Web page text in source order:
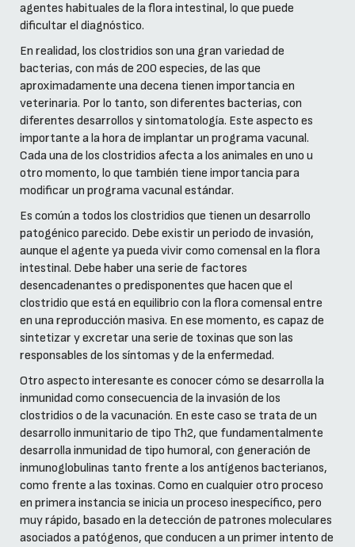
agentes habituales de la flora intestinal, lo que puede
dificultar el diagnóstico.
En realidad, los clostridios son una gran variedad de
bacterias, con más de 200 especies, de las que
aproximadamente una decena tienen importancia en
veterinaria. Por lo tanto, son diferentes bacterias, con
diferentes desarrollos y sintomatología. Este aspecto es
importante a la hora de implantar un programa vacunal.
Cada una de los clostridios afecta a los animales en uno u
otro momento, lo que también tiene importancia para
modificar un programa vacunal estándar.
Es común a todos los clostridios que tienen un desarrollo
patogénico parecido. Debe existir un periodo de invasión,
aunque el agente ya pueda vivir como comensal en la flora
intestinal. Debe haber una serie de factores
desencadenantes o predisponentes que hacen que el
clostridio que está en equilibrio con la flora comensal entre
en una reproducción masiva. En ese momento, es capaz de
sintetizar y excretar una serie de toxinas que son las
responsables de los síntomas y de la enfermedad.
Otro aspecto interesante es conocer cómo se desarrolla la
inmunidad como consecuencia de la invasión de los
clostridios o de la vacunación. En este caso se trata de un
desarrollo inmunitario de tipo Th2, que fundamentalmente
desarrolla inmunidad de tipo humoral, con generación de
inmunoglobulinas tanto frente a los antígenos bacterianos,
como frente a las toxinas. Como en cualquier otro proceso
en primera instancia se inicia un proceso inespecífico, pero
muy rápido, basado en la detección de patrones moleculares
asociados a patógenos, que conducen a un primer intento de